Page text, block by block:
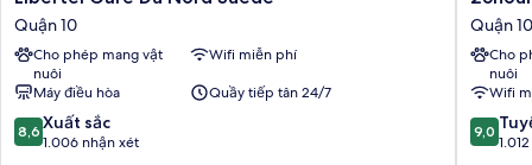
Gare
Du
Nord
Suede
Quận
10
Quận 10
Cho phép mang vật
nuôi
Wifi miễn phí
Máy điều hòa
Quầy tiếp tân 24/7
8.6
trên
8,6 Xuất sắc
1.006 nhận xét
Hotel
Nord
Quận
10
Quận 10
Cho
nuôi
Wifi
9.0
trên
9,0